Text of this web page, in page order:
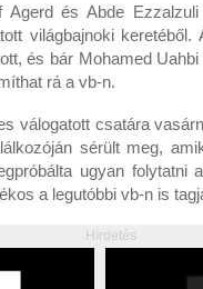
Agerd és Abde
világbajnoki
és bár Mohamed
rá a vb-n.
válogatott csatára
sérült meg,
ugyan
a legutóbbi vb-n is
Hírdetés